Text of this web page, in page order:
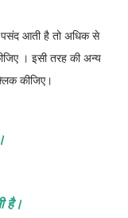
। इसी तरह की अन्य
कीजिए।
है।